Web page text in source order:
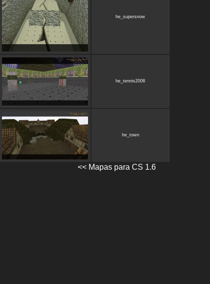
he_supersnow
he_tennis2008
he_town
<< Mapas para CS 1.6